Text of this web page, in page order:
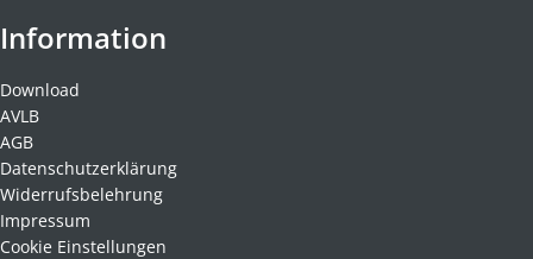
Information
Download
AVLB
AGB
Datenschutzerklärung
Widerrufsbelehrung
Impressum
Cookie Einstellungen